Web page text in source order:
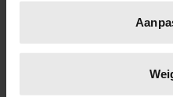
scannen op specifieke
verwerkt en stel uw